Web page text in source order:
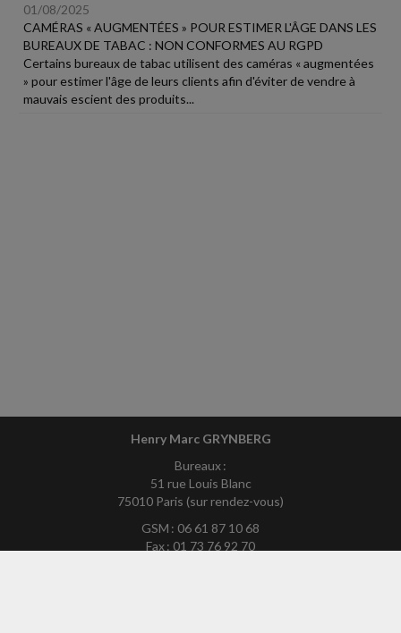
01/08/2025
CAMÉRAS « AUGMENTÉES » POUR ESTIMER L'ÂGE DANS LES
BUREAUX DE TABAC : NON CONFORMES AU RGPD
Certains bureaux de tabac utilisent des caméras « augmentées
» pour estimer l'âge de leurs clients afin d'éviter de vendre à
mauvais escient des produits...
Henry Marc GRYNBERG
Bureaux :
51 rue Louis Blanc
75010 Paris (sur rendez-vous)
GSM : 06 61 87 10 68
Fax : 01 73 76 92 70